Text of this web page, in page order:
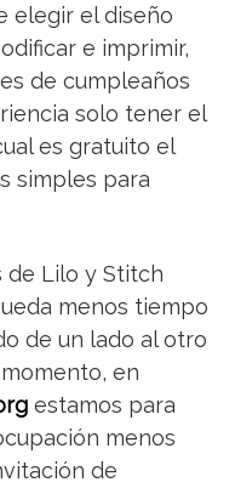
elegir el diseño
e imprimir,
de cumpleaños
solo tener el
es gratuito el
simples para
de Lilo y Stitch
menos tiempo
de un lado al otro
en
estamos para
menos
de